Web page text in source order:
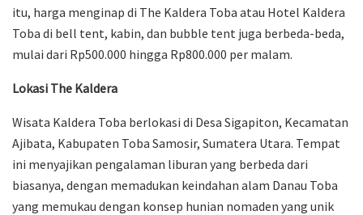
itu, harga menginap di The Kaldera Toba atau Hotel Kaldera
Toba di bell tent, kabin, dan bubble tent juga berbeda-beda,
mulai dari Rp500.000 hingga Rp800.000 per malam.
Lokasi The Kaldera
Wisata Kaldera Toba berlokasi di Desa Sigapiton, Kecamatan
Ajibata, Kabupaten Toba Samosir, Sumatera Utara. Tempat
ini menyajikan pengalaman liburan yang berbeda dari
biasanya, dengan memadukan keindahan alam Danau Toba
yang memukau dengan konsep hunian nomaden yang unik